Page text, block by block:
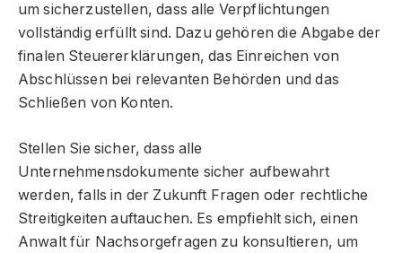
um sicherzustellen, dass alle Verpflichtungen
vollständig erfüllt sind. Dazu gehören die Abgabe der
finalen Steuererklärungen, das Einreichen von
Abschlüssen bei relevanten Behörden und das
Schließen von Konten.
Stellen Sie sicher, dass alle
Unternehmensdokumente sicher aufbewahrt
werden, falls in der Zukunft Fragen oder rechtliche
Streitigkeiten auftauchen. Es empfiehlt sich, einen
Anwalt für Nachsorgefragen zu konsultieren, um